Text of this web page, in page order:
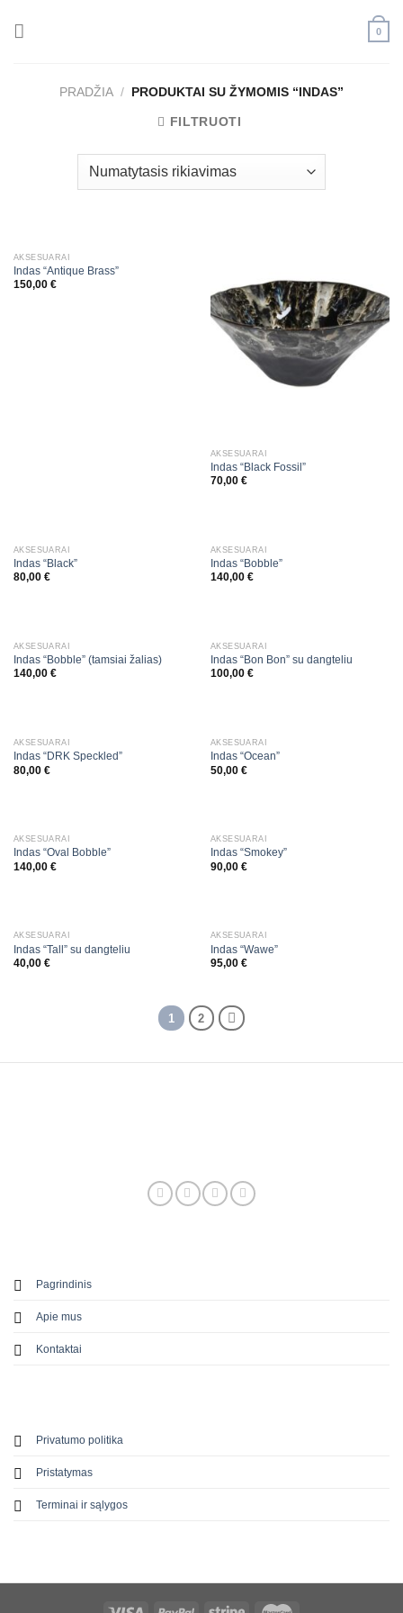
0
PRADŽIA / PRODUKTAI SU ŽYMOMIS “INDAS”
FILTRUOTI
AKSESUARAI
Indas “Antique Brass”
150,00 €
AKSESUARAI
Indas “Black Fossil”
70,00 €
AKSESUARAI
Indas “Black”
80,00 €
AKSESUARAI
Indas “Bobble”
140,00 €
AKSESUARAI
Indas “Bobble” (tamsiai žalias)
140,00 €
AKSESUARAI
Indas “Bon Bon” su dangteliu
100,00 €
AKSESUARAI
Indas “DRK Speckled”
80,00 €
AKSESUARAI
Indas “Ocean”
50,00 €
AKSESUARAI
Indas “Oval Bobble”
140,00 €
AKSESUARAI
Indas “Smokey”
90,00 €
AKSESUARAI
Indas “Tall” su dangteliu
40,00 €
AKSESUARAI
Indas “Wawe”
95,00 €
1 2
Pagrindinis
Apie mus
Kontaktai
Privatumo politika
Pristatymas
Terminai ir sąlygos